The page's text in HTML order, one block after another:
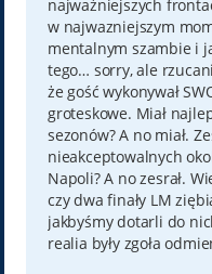
najważniejszych
w najwazniejszym
mentalnym szambie i
tego… sorry, ale
że gość wykonywał
groteskowe. Miał
sezonów? A no miał.
nieakceptowalnych
Napoli? A no zesrał.
czy dwa finały LM
jakbyśmy dotarli do
realia były zgoła